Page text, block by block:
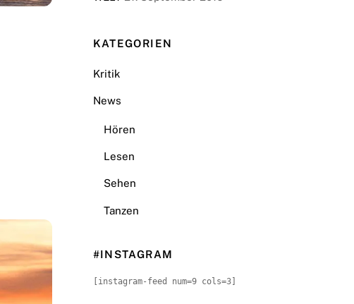
KATEGORIEN
Kritik
News
Hören
Lesen
Sehen
Tanzen
#INSTAGRAM
[instagram-feed num=9 cols=3]